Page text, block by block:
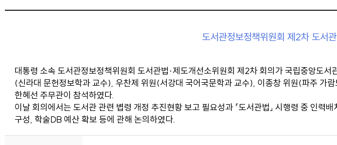
도서관정보정책위원회 제2차 도서
대통령 소속 도서관정보정책위원회 도서관법·제도개선소위원회 제2차 회의가 국립중앙도
(신라대 문헌정보학과 교수), 우찬제 위원(서강대 국어국문학과 교수), 이종창 위원(파주 가
한혜선 주무관이 참석하였다.
이날 회의에서는 도서관 관련 볍령 개정 추진현황 보고 필요성과 「도서관법」 시행령 중 인력
구성, 학술DB 예산 확보 등에 관해 논의하였다.